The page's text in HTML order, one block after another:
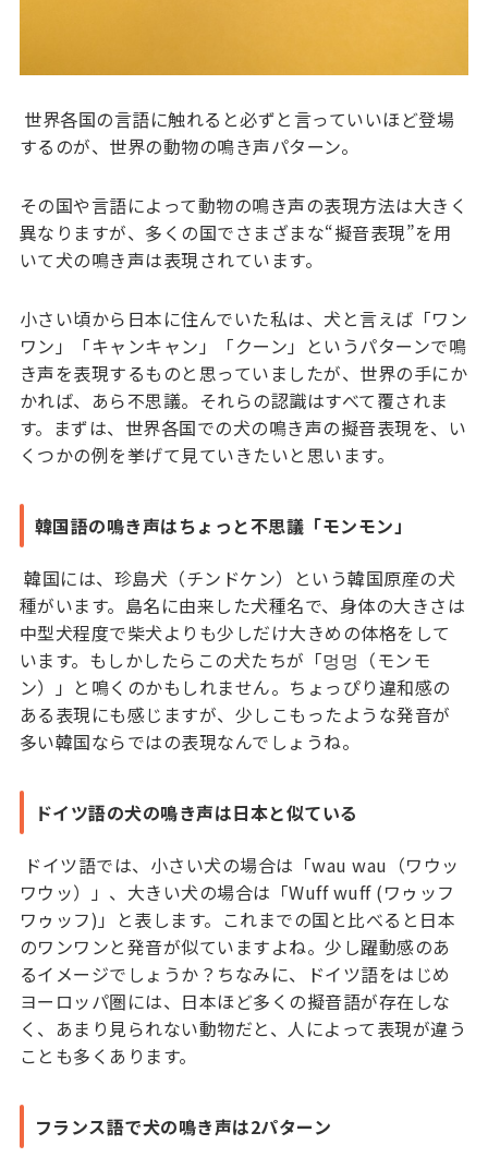
世界各国の言語に触れると必ずと言っていいほど登場
するのが、世界の動物の鳴き声パターン。
その国や言語によって動物の鳴き声の表現方法は大きく
異なりますが、多くの国でさまざまな“擬音表現”を用
いて犬の鳴き声は表現されています。
小さい頃から日本に住んでいた私は、犬と言えば「ワン
ワン」「キャンキャン」「クーン」というパターンで鳴
き声を表現するものと思っていましたが、世界の手にか
かれば、あら不思議。それらの認識はすべて覆されま
す。まずは、世界各国での犬の鳴き声の擬音表現を、い
くつかの例を挙げて見ていきたいと思います。
韓国語の鳴き声はちょっと不思議「モンモン」
韓国には、珍島犬（チンドケン）という韓国原産の犬
種がいます。島名に由来した犬種名で、身体の大きさは
中型犬程度で柴犬よりも少しだけ大きめの体格をして
います。もしかしたらこの犬たちが「멍멍（モンモ
ン）」と鳴くのかもしれません。ちょっぴり違和感の
ある表現にも感じますが、少しこもったような発音が
多い韓国ならではの表現なんでしょうね。
ドイツ語の犬の鳴き声は日本と似ている
ドイツ語では、小さい犬の場合は「wau wau（ワウッ
ワウッ）」、大きい犬の場合は「Wuff wuff (ワゥッフ
ワゥッフ)」と表します。これまでの国と比べると日本
のワンワンと発音が似ていますよね。少し躍動感のあ
るイメージでしょうか？ちなみに、ドイツ語をはじめ
ヨーロッパ圏には、日本ほど多くの擬音語が存在しな
く、あまり見られない動物だと、人によって表現が違う
ことも多くあります。
フランス語で犬の鳴き声は2パターン